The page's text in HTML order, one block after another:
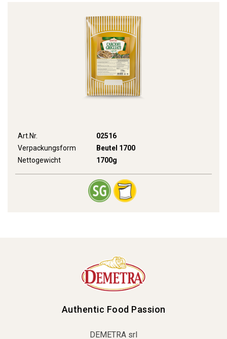
Art.Nr.
02516
Verpackungsform
Beutel 1700
Nettogewicht
1700g
Authentic Food Passion
DEMETRA srl